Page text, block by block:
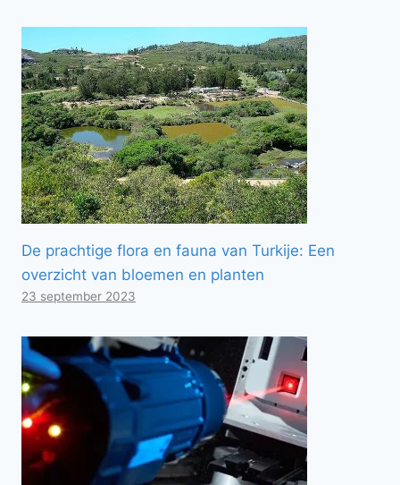
De prachtige flora en fauna van Turkije: Een
overzicht van bloemen en planten
23 september 2023